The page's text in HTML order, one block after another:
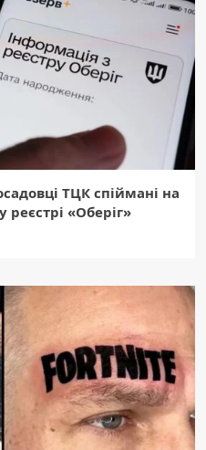
ТЦК спіймані на
реєстрі «Оберіг»